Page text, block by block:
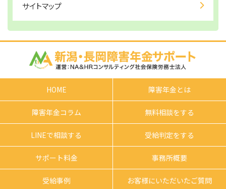
サイトマップ
HOME 障害年金とは
障害年金コラム 無料相談をする
LINEで相談する 受給判定をする
サポート料金 事務所概要
受給事例 お客様にいただいたご質問